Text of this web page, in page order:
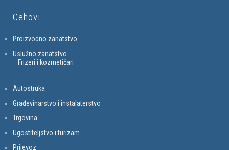
Cehovi
Proizvodno zanatstvo
Uslužno zanatstvo
Frizeri i kozmetičari
Autostruka
Građevinarstvo i instalaterstvo
Trgovina
Ugostiteljstvo i turizam
Prijevoz